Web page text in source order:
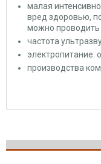
малая
вред здоровью,
можно проводить
частота
электропитание:
производства